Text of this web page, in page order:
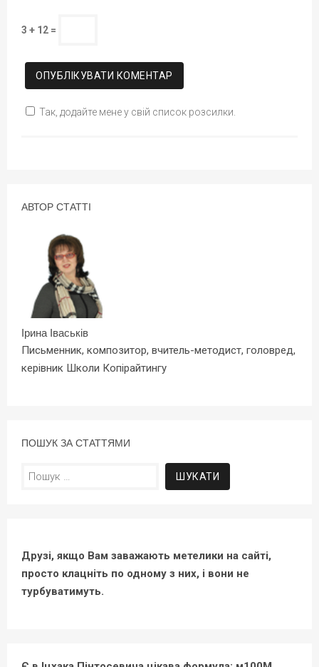
3 + 12 =
Так, додайте мене у свій список розсилки.
АВТОР СТАТТІ
Ірина Іваськів
Письменник, композитор, вчитель-методист, головред,
керівник Школи Копірайтингу
ПОШУК ЗА СТАТТЯМИ
Пошук:
Друзі, якщо Вам заважають метелики на сайті,
просто клацніть по одному з них, і вони не
турбуватимуть.